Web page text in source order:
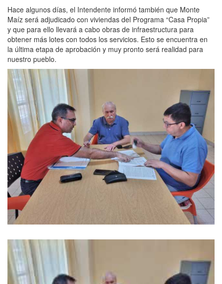
Hace algunos días, el Intendente informó también que Monte
Maíz será adjudicado con viviendas del Programa “Casa Propia”
y que para ello llevará a cabo obras de infraestructura para
obtener más lotes con todos los servicios. Esto se encuentra en
la última etapa de aprobación y muy pronto será realidad para
nuestro pueblo.